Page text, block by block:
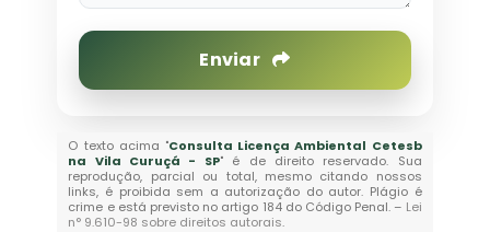
Enviar
O texto acima "Consulta Licença Ambiental Cetesb
na Vila Curuçá - SP" é de direito reservado. Sua
reprodução, parcial ou total, mesmo citando nossos
links, é proibida sem a autorização do autor. Plágio é
crime e está previsto no artigo 184 do Código Penal. – Lei
n° 9.610-98 sobre direitos autorais.